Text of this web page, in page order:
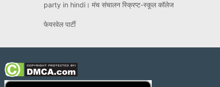
party in hindi। मंच संचालन स्क्रिप्ट-स्कूल कॉलेज
फेयरवेल पार्टी